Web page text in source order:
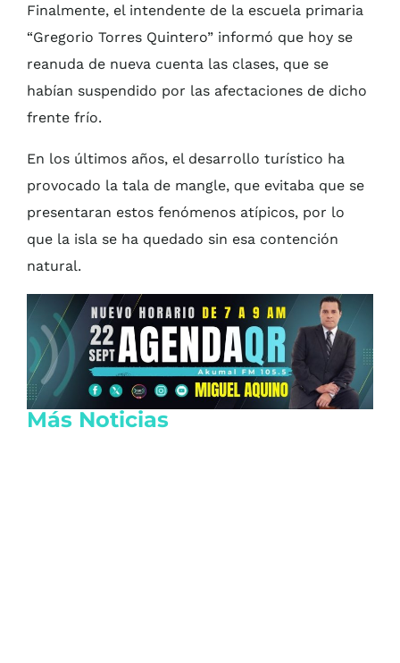
Finalmente, el intendente de la escuela primaria
“Gregorio Torres Quintero” informó que hoy se
reanuda de nueva cuenta las clases, que se
habían suspendido por las afectaciones de dicho
frente frío.
En los últimos años, el desarrollo turístico ha
provocado la tala de mangle, que evitaba que se
presentaran estos fenómenos atípicos, por lo
que la isla se ha quedado sin esa contención
natural.
Más Noticias